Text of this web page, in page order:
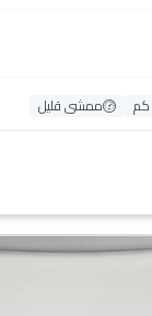
ممشى قليل